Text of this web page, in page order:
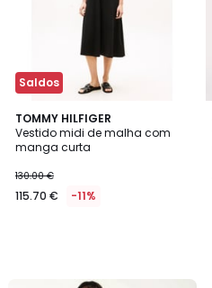
Saldos
TOMMY HILFIGER
Vestido midi de malha com
manga curta
130.00 €
115.70 € -11%